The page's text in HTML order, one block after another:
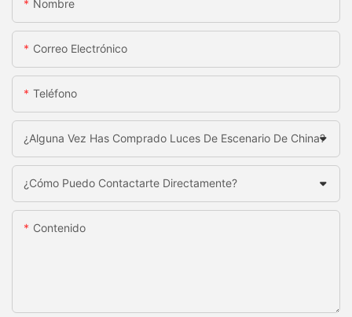
Nombre
Correo Electrónico
Teléfono
¿Alguna Vez Has Comprado Luces De Escenario De China?
¿Cómo Puedo Contactarte Directamente?
Contenido